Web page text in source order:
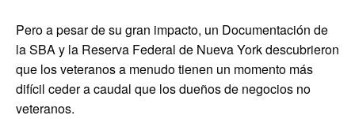
Pero a pesar de su gran impacto, un Documentación de
la SBA y la Reserva Federal de Nueva Yorkdescubrieron
que los veteranos a menudo tienen un momento más
difícil ceder a caudal que los dueños de negocios no
veteranos.